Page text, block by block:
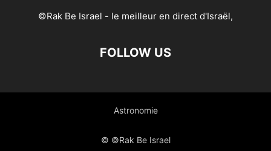
©Rak Be Israel - le meilleur en direct d'Israël,
FOLLOW US
Astronomie
© ©Rak Be Israel